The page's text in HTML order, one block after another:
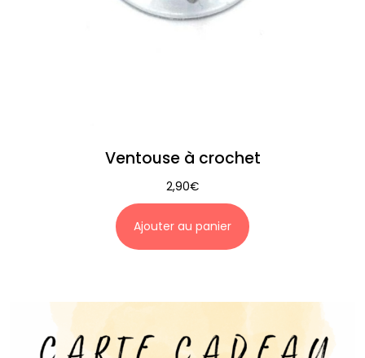
Ventouse à crochet
2,90€
Ajouter au panier